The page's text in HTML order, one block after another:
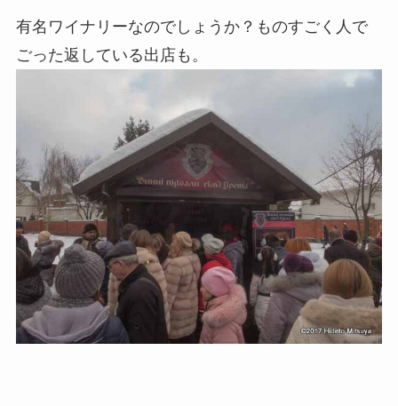
有名ワイナリーなのでしょうか？ものすごく人で
ごった返している出店も。